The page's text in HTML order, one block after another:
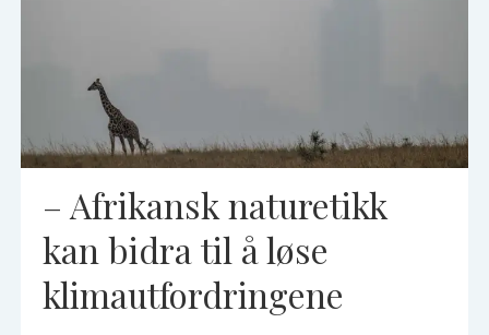
– Afrikansk naturetikk
kan bidra til å løse
klimautfordringene